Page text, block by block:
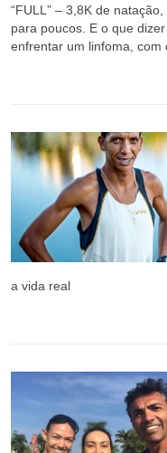
“FULL” – 3,8K de
para poucos. E o que
enfrentar um linfoma, com
a vida real